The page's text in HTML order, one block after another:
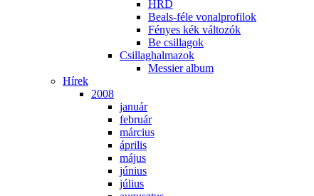
HRD
Be­als-fé­le vo­nal­pro­fi­lok
Fé­nyes kék vál­to­zók
Be csil­la­gok
Csil­lag­hal­ma­zok
Mes­si­er al­bum
Hí­rek
2008
ja­nu­ár
feb­ru­ár
már­ci­us
áp­ri­lis
má­jus
jú­ni­us
jú­li­us